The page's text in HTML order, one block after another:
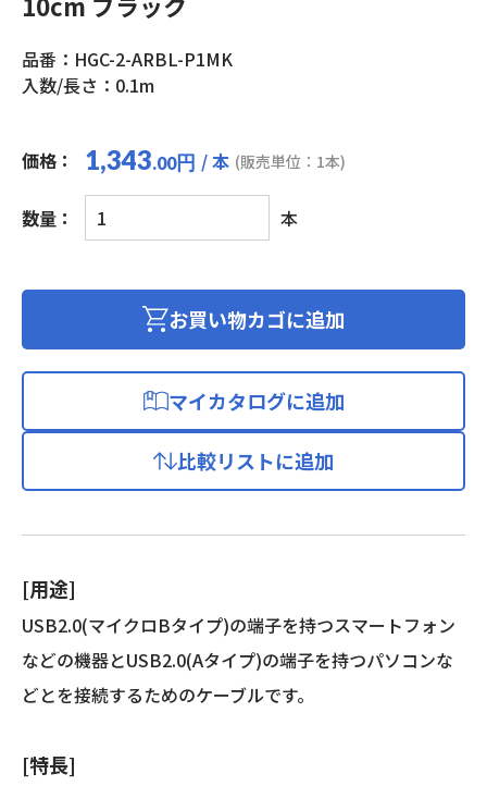
品番：HGC-2-ARBL-P1MK
入数/長さ：0.1m
価格： 1,343.00円 / 本 (販売単位：1本)
数量：
極
強
ー
L
10cm
ク
個
本
お買い物カゴに追加
マイカタログに追加
比較リストに追加
[用途]
USB2.0(マイクロBタイプ)の端子を持つスマートフォン
などの機器とUSB2.0(Aタイプ)の端子を持つパソコンな
どとを接続するためのケーブルです。
[特長]